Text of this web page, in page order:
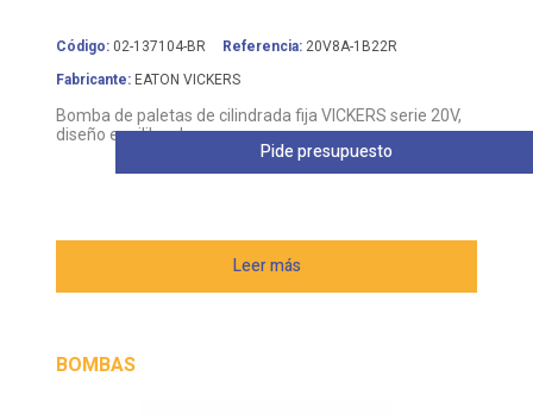
Código: 02-137104-BR Referencia: 20V8A-1B22R
Fabricante: EATON VICKERS
Bomba de paletas de cilindrada fija VICKERS serie 20V,
diseño equilibrado
Leer más
Pide presupuesto
BOMBAS